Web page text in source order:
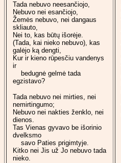
Tada nebuvo neesančiojo,
Nebuvo nei esančiojo,
Žemės nebuvo, nei dangaus
skliauto,
Nei to, kas būtų išorėje.
(Tada, kai nieko nebuvo), kas
galėjo ką dengti,
Kur ir kieno rūpesčiu vandenys
ir
bedugnė gelmė tada
egzistavo?
Tada nebuvo nei mirties, nei
nemirtingumo;
Nebuvo nei nakties ženklo, nei
dienos.
Tas Vienas gyvavo be išorinio
dvelksmo
savo Paties prigimtyje.
Kitko nei Jis už Jo nebuvo tada
nieko.